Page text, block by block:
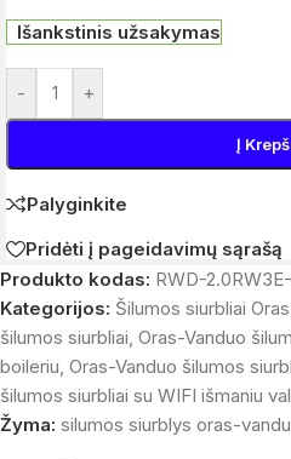
Išankstinis užsakymas
- +
Į
Palyginkite
Pridėti į pageidavimų sąrašą
Produkto kodas: RWD-
Kategorijos: Šilumos siurbliai
šilumos siurbliai Oras-Vanduo
boileriu Oras-Vanduo šilumos
šilumos siurbliai su WIFI išmaniu
Žyma: silumos siurblys oras-